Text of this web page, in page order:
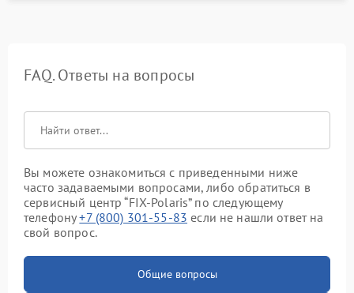
FAQ. Ответы на вопросы
Вы можете ознакомиться с приведенными ниже
часто задаваемыми вопросами, либо обратиться в
сервисный центр “FIX-Polaris” по следующему
телефону+7 (800) 301-55-83 если не нашли ответ на
свой вопрос.
Общие вопросы